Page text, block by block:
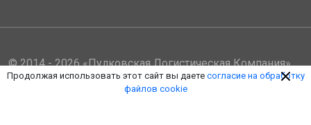
© 2014 - 2026 «Пулковская Логистическая Компания»
(ООО «ПЛК»)
Обработка персональных данных
Продолжая использовать этот сайт вы даете согласие на обработку
файлов cookie